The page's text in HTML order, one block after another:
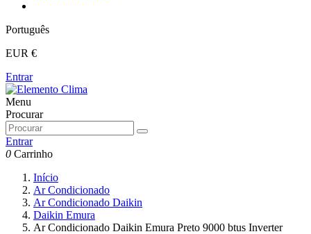
Português
EUR €
Entrar
Menu
Procurar
Entrar
0 Carrinho
Início
Ar Condicionado
Ar Condicionado Daikin
Daikin Emura
Ar Condicionado Daikin Emura Preto 9000 btus Inverter